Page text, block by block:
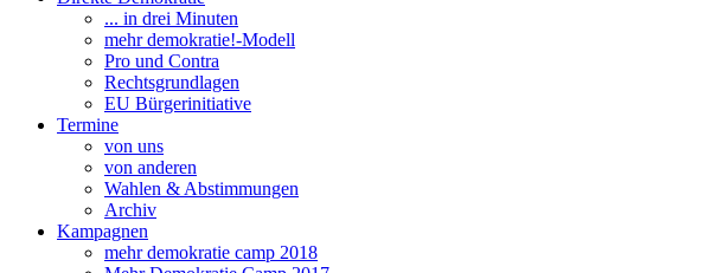
... in drei Minuten
mehr demokratie!-Modell
Pro und Contra
Rechtsgrundlagen
EU Bürgerinitiative
Termine
von uns
von anderen
Wahlen & Abstimmungen
Archiv
Kampagnen
mehr demokratie camp 2018